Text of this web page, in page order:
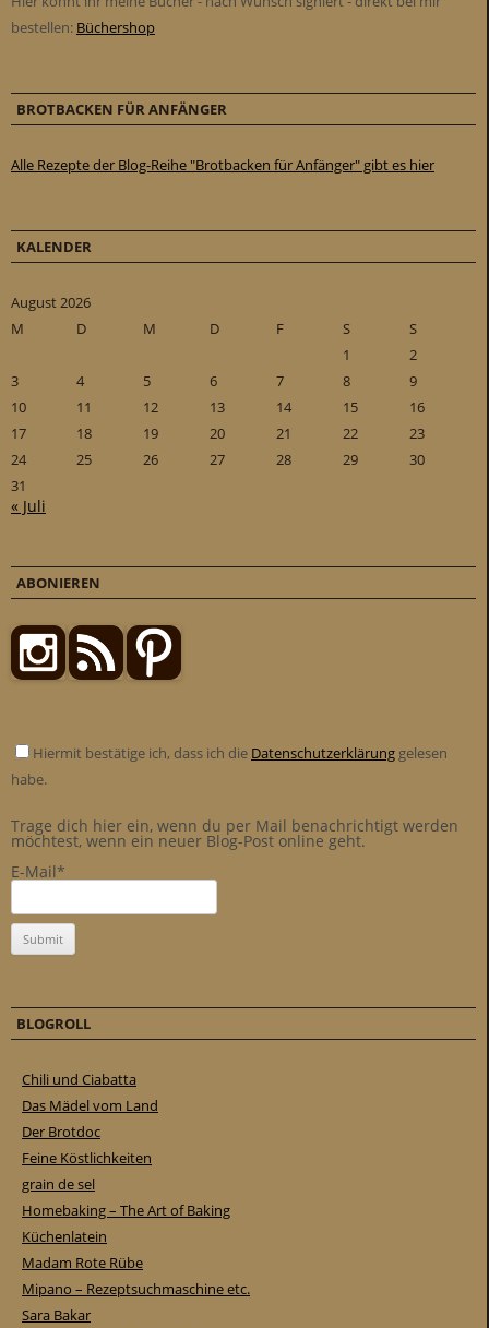
bestellen: Büchershop
BROTBACKEN FÜR ANFÄNGER
Alle Rezepte der Blog-Reihe "Brotbacken für Anfänger" gibt es hier
KALENDER
August 2026
M
D M D F S
S
1
2
3
4 5 6 7 8
9
10
11 12 13 14 15
16
17
18 19 20 21 22
23
24
25 26 27 28 29
30
31
« Juli
ABONIEREN
Hiermit bestätige ich, dass ich die Datenschutzerklärung gelesen
habe.
Trage dich hier ein, wenn du per Mail benachrichtigt werden
möchtest, wenn ein neuer Blog-Post online geht.
E-Mail*
BLOGROLL
Chili und Ciabatta
Das Mädel vom Land
Der Brotdoc
Feine Köstlichkeiten
grain de sel
Homebaking – The Art of Baking
Küchenlatein
Madam Rote Rübe
Mipano – Rezeptsuchmaschine etc.
Sara Bakar